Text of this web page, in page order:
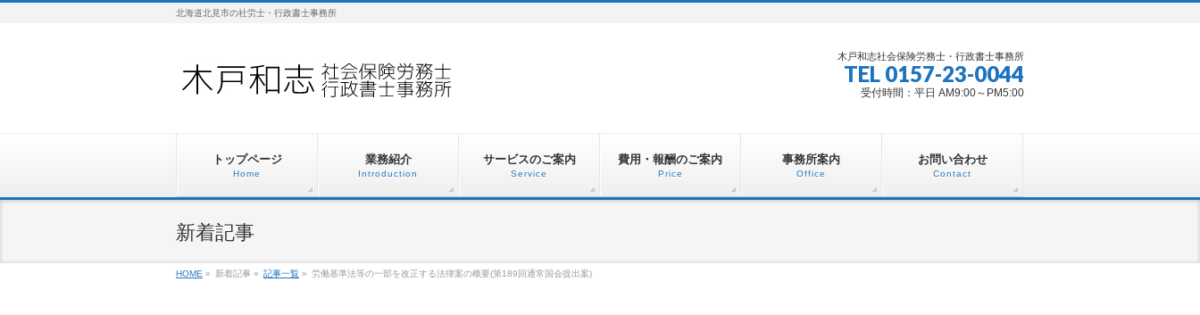
北海道北見市の社労士・行政書士事務所
木戸和志社会保険労務士・行政書士事務所
TEL 0157-23-0044
受付時間：平日 AM9:00～PM5:00
トップページ
Home
業務紹介
Introduction
サービスのご案内
Service
費用・報酬のご案内
Price
事務所案内
Office
お問い合わせ
Contact
新着記事
HOME » 新着記事 » 記事一覧 » 労働基準法等の一部を改正する法律案の概要(第189回通常国会提出案)